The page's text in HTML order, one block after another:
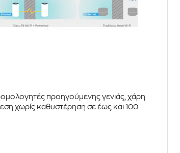
προηγούμενης γενιάς, χάρη
χωρίς καθυστέρηση σε έως και 100